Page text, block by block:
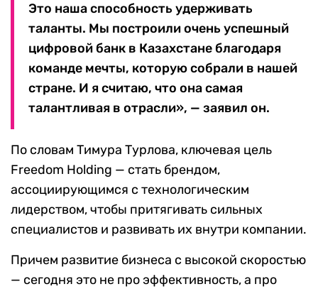
Это наша способность удерживать
таланты. Мы построили очень успешный
цифровой банк в Казахстане благодаря
команде мечты, которую собрали в нашей
стране. И я считаю, что она самая
талантливая в отрасли», — заявил он.
По словам Тимура Турлова, ключевая цель
Freedom Holding — стать брендом,
ассоциирующимся с технологическим
лидерством, чтобы притягивать сильных
специалистов и развивать их внутри компании.
Причем развитие бизнеса с высокой скоростью
— сегодня это не про эффективность, а про